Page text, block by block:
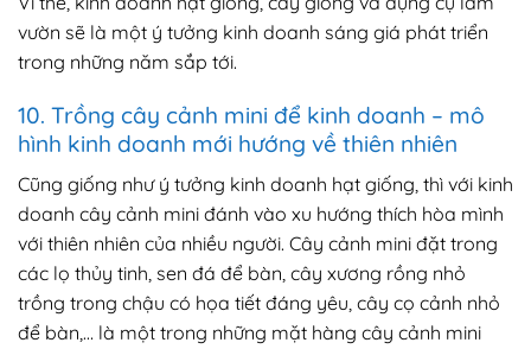
vườn sẽ là một ý tưởng kinh doanh sáng giá phát triển
trong những năm sắp tới.
10. Trồng cây cảnh mini để kinh doanh – mô
hình kinh doanh mới hướng về thiên nhiên
Cũng giống như ý tưởng kinh doanh hạt giống, thì với kinh
doanh cây cảnh mini đánh vào xu hướng thích hòa mình
với thiên nhiên của nhiều người. Cây cảnh mini đặt trong
các lọ thủy tinh, sen đá để bàn, cây xương rồng nhỏ
trồng trong chậu có họa tiết đáng yêu, cây cọ cảnh nhỏ
để bàn,… là một trong những mặt hàng cây cảnh mini